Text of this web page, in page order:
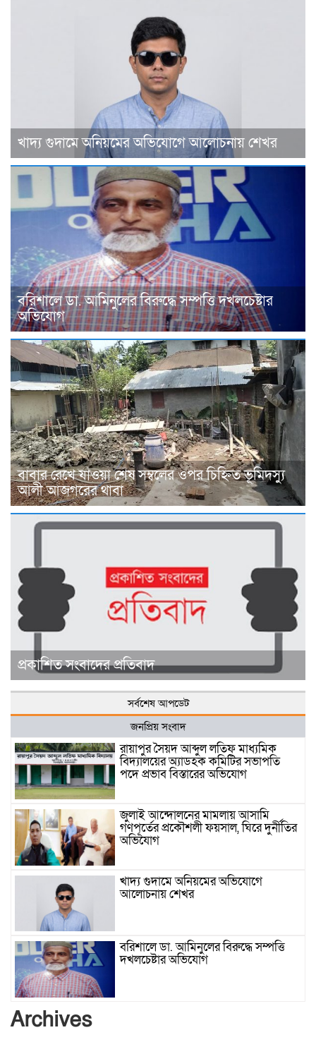
খাদ্য গুদামে অনিয়মের অভিযোগে আলোচনায় শেখর
বরিশালে ডা. আমিনুলের বিরুদ্ধে সম্পত্তি দখলচেষ্টার
অভিযোগ
বাবার রেখে যাওয়া শেষ সম্বলের ওপর চিহ্নিত ভূমিদস্যু
আলী আজগরের থাবা
প্রকাশিত সংবাদের প্রতিবাদ
সর্বশেষ আপডেট
জনপ্রিয় সংবাদ
রায়াপুর সৈয়দ আব্দুল লতিফ মাধ্যমিক
বিদ্যালয়ের অ্যাডহক কমিটির সভাপতি
পদে প্রভাব বিস্তারের অভিযোগ
জুলাই আন্দোলনের মামলায় আসামি
গণপূর্তের প্রকৌশলী ফয়সাল, ঘিরে দুর্নীতির
অভিযোগ
খাদ্য গুদামে অনিয়মের অভিযোগে
আলোচনায় শেখর
বরিশালে ডা. আমিনুলের বিরুদ্ধে সম্পত্তি
দখলচেষ্টার অভিযোগ
Archives